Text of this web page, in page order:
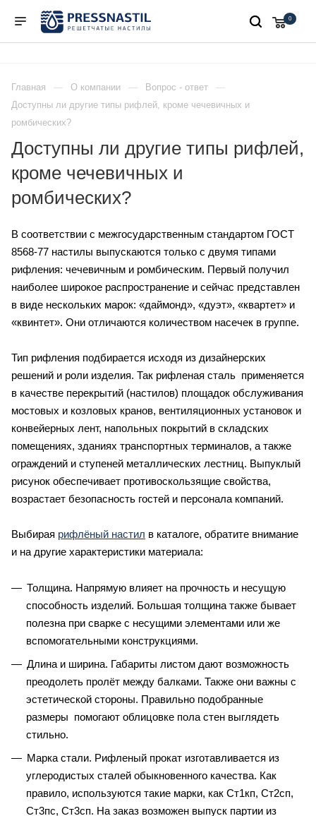
0
Главная О компании
Вопрос - ответ
Доступны ли другие типы рифлей, кроме чечевичных и
ромбических?
Доступны ли другие типы рифлей,
кроме чечевичных и
ромбических?
В соответствии с межгосударственным стандартом ГОСТ
8568-77 настилы выпускаются только с двумя типами
рифления: чечевичным и ромбическим. Первый получил
наиболее широкое распространение и сейчас представлен
в виде нескольких марок: «даймонд», «дуэт», «квартет» и
«квинтет». Они отличаются количеством насечек в группе.
Тип рифления подбирается исходя из дизайнерских
решений и роли изделия. Так рифленая сталь применяется
в качестве перекрытий (настилов) площадок обслуживания
мостовых и козловых кранов, вентиляционных установок и
конвейерных лент, напольных покрытий в складских
помещениях, зданиях транспортных терминалов, а также
ограждений и ступеней металлических лестниц. Выпуклый
рисунок обеспечивает противоскользящие свойства,
возрастает безопасность гостей и персонала компаний.
Выбирая рифлёный настил в каталоге, обратите внимание
и на другие характеристики материала:
Толщина. Напрямую влияет на прочность и несущую
способность изделий. Большая толщина также бывает
полезна при сварке с несущими элементами или же
вспомогательными конструкциями.
Длина и ширина. Габариты листом дают возможность
преодолеть пролёт между балками. Также они важны с
эстетической стороны. Правильно подобранные
размеры помогают облицовке пола стен выглядеть
стильно.
Марка стали. Рифленый прокат изготавливается из
углеродистых сталей обыкновенного качества. Как
правило, используются такие марки, как Ст1кп, Ст2сп,
Ст3пс, Ст3сп. На заказ возможен выпуск партии из